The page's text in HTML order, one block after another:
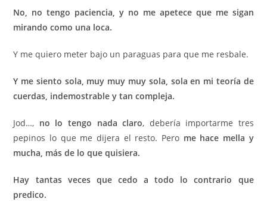
No, no tengo paciencia, y no me apetece que me sigan
mirando como una loca.
Y me quiero meter bajo un paraguas para que me resbale.
Y me siento sola, muy muy muy sola, sola en mi teoría de
cuerdas, indemostrable y tan compleja.
Jod…, no lo tengo nada claro, debería importarme tres
pepinos lo que me dijera el resto. Pero me hace mella y
mucha, más de lo que quisiera.
Hay tantas veces que cedo a todo lo contrario que
predico.